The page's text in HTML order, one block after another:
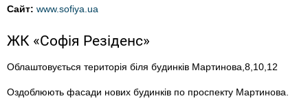
Сайт: www.sofiya.ua
ЖК «Софія Резіденс»
Облаштовується територія біля будинків Мартинова,8,10,12
Оздоблюють фасади нових будинків по проспекту Мартинова.